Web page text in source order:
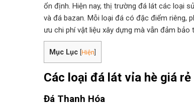
ổn định. Hiện nay, thị trường đá lát các loại
và đá bazan. Mỗi loại đá có đặc điểm riêng,
ưu chi phí vật liệu xây dựng mà vẫn đảm bảo
Mục Lục [Hiện]
Các loại đá lát vỉa hè giá
Đá Thanh Hóa